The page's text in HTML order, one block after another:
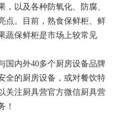
以及各种防氧化、防腐、
点。目前，熟食保鲜柜、鲜
蔬保鲜柜是市场上较常见
国内外40多个厨房设备品牌
全的厨房设备，或对餐饮特
关注厨具营官方微信厨具营
！